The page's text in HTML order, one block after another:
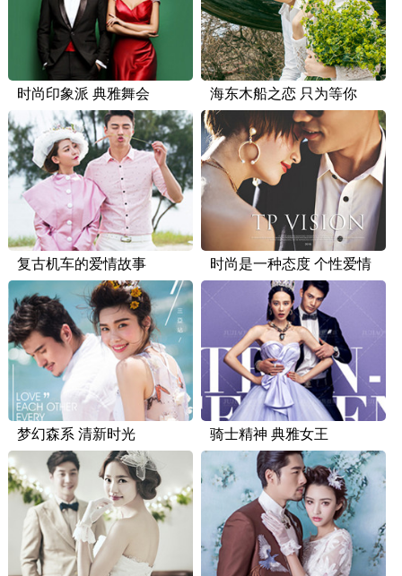
时尚印象派 典雅舞会 海东木船之恋 只为等你
复古机车的爱情故事 时尚是一种态度 个性爱情
梦幻森系 清新时光 骑士精神 典雅女王